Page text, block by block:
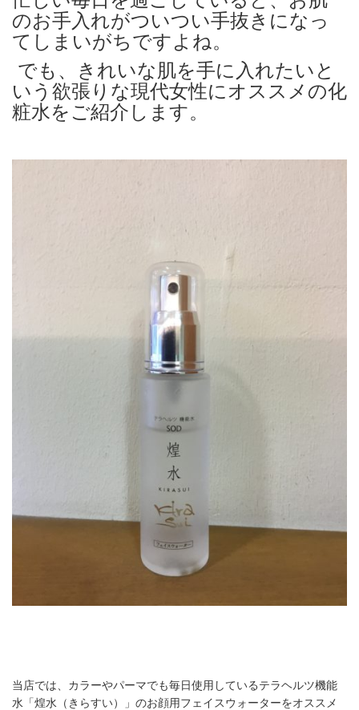
のお手入れがついつい手抜きになっ
てしまいがちですよね。
でも、きれいな肌を手に入れたいと
いう欲張りな現代女性にオススメの化
粧水をご紹介します。
当店では、カラーやパーマでも毎日使用しているテラヘルツ機能
水「煌水（きらすい）」のお顔用フェイスウォーターをオススメ